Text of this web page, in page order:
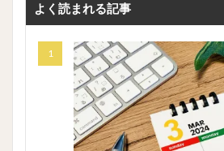
よく読まれる記事